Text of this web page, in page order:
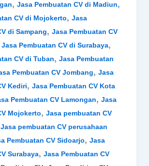
, Jasa Pembuatan CV di Madiun,
CV di Mojokerto, Jasa
di Sampang, Jasa Pembuatan CV
Jasa Pembuatan CV di Surabaya,
CV di Tuban, Jasa Pembuatan
Pembuatan CV Jombang, Jasa
Kediri, Jasa Pembuatan CV Kota
Pembuatan CV Lamongan, Jasa
Mojokerto, Jasa pembuatan CV
Jasa pembuatan CV perusahaan
Pembuatan CV Sidoarjo, Jasa
Surabaya, Jasa Pembuatan CV